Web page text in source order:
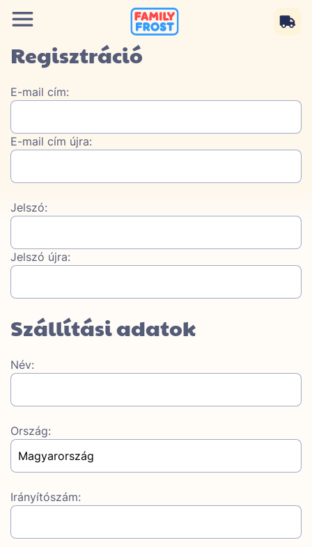
Regisztráció
E-mail cím:
E-mail cím újra:
Jelszó:
Jelszó újra:
Szállítási adatok
Név:
Ország:
Irányítószám: